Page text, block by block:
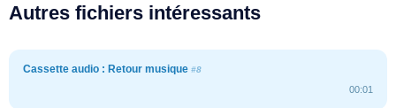
Autres fichiers intéressants
Cassette audio : Retour musique #8
00:01